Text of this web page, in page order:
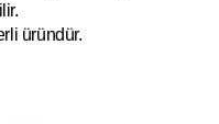
üründür.